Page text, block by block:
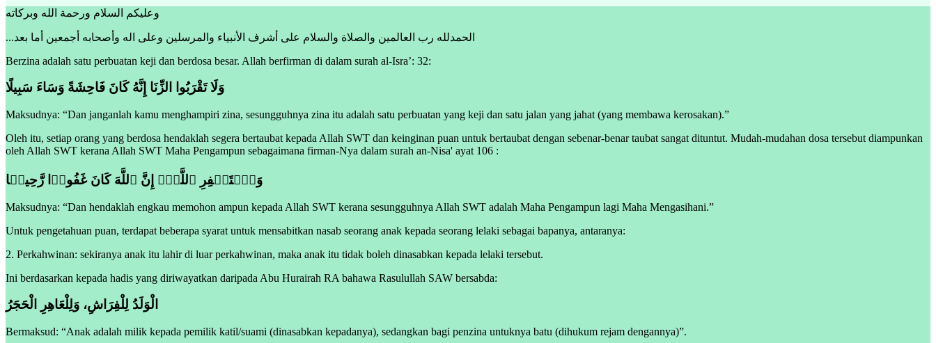
وعليكم السلام ورحمة الله وبركاته
...الحمدلله رب العالمين والصلاة والسلام على أشرف الأنبياء والمرسلين وعلى اله وأصحابه أجمعين أما بعد
Berzina adalah satu perbuatan keji dan berdosa besar. Allah berfirman di dalam surah al-Isra’: 32:
وَلَا تَقْرَبُوا الزِّنَا إِنَّهُ كَانَ فَاحِشَةً وَسَاءَ سَبِيلًا
Maksudnya: “Dan janganlah kamu menghampiri zina, sesungguhnya zina itu adalah satu perbuatan yang keji dan satu jalan yang jahat (yang membawa kerosakan).”
Oleh itu, setiap orang yang berdosa hendaklah segera bertaubat kepada Allah SWT dan keinginan puan untuk bertaubat dengan sebenar-benar taubat sangat dituntut. Mudah-mudahan dosa tersebut diampunkan
oleh Allah SWT kerana Allah SWT Maha Pengampun sebagaimana firman-Nya dalam surah an-Nisa' ayat 106 :
وَٱسۡتَغۡفِرِ ٱللَّهَۖ إِنَّ ٱللَّهَ كَانَ غَفُورࣰا رَّحِیمࣰا
Maksudnya: “Dan hendaklah engkau memohon ampun kepada Allah SWT kerana sesungguhnya Allah SWT adalah Maha Pengampun lagi Maha Mengasihani.”
Untuk pengetahuan puan, terdapat beberapa syarat untuk mensabitkan nasab seorang anak kepada seorang lelaki sebagai bapanya, antaranya:
2. Perkahwinan: sekiranya anak itu lahir di luar perkahwinan, maka anak itu tidak boleh dinasabkan kepada lelaki tersebut.
Ini berdasarkan kepada hadis yang diriwayatkan daripada Abu Hurairah RA bahawa Rasulullah SAW bersabda:
الْوَلَدُ لِلْفِرَاشِ، وَلِلْعَاهِرِ الْحَجَرُ
Bermaksud: “Anak adalah milik kepada pemilik katil/suami (dinasabkan kepadanya), sedangkan bagi penzina untuknya batu (dihukum rejam dengannya)”.